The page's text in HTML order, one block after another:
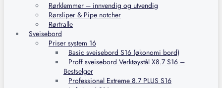
Rørklemmer – innvendig og utvendig
Rørsliper & Pipe notcher
Rørtralle
Sveisebord
Priser system 16
Basic sveisebord S16 (økonomi bord)
Proff sveisebord Verktøystål X8.7 S16 –
Bestselger
Professional Extreme 8.7 PLUS S16